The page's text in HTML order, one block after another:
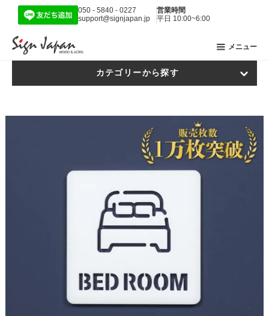
050 - 5840 - 0227
support@signjapan.jp
営業時間
平日 10:00~6:00
メニュー
カテゴリーから探す